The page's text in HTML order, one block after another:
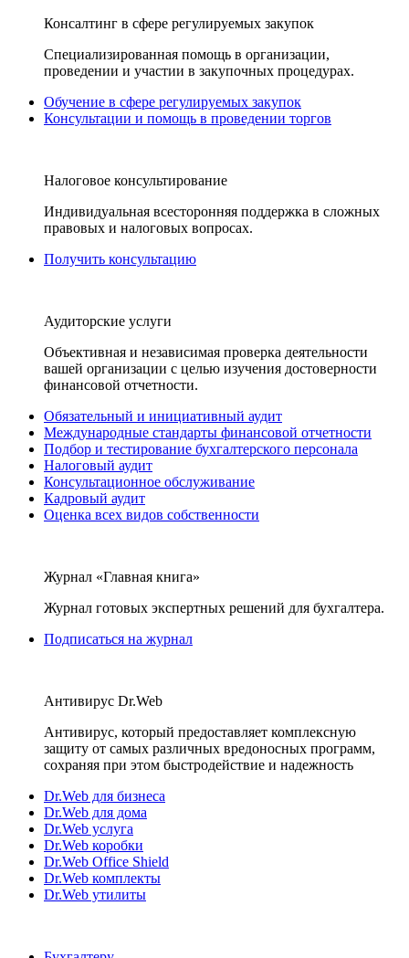
Консалтинг в сфере регулируемых закупок
Специализированная помощь в организации,
проведении и участии в закупочных процедурах.
Обучение в сфере регулируемых закупок
Консультации и помощь в проведении торгов
Налоговое консультирование
Индивидуальная всесторонняя поддержка в сложных
правовых и налоговых вопросах.
Получить консультацию
Аудиторские услуги
Объективная и независимая проверка деятельности
вашей организации с целью изучения достоверности
финансовой отчетности.
Обязательный и инициативный аудит
Международные стандарты финансовой отчетности
Подбор и тестирование бухгалтерского персонала
Налоговый аудит
Консультационное обслуживание
Кадровый аудит
Оценка всех видов собственности
Журнал «Главная книга»
Журнал готовых экспертных решений для бухгалтера.
Подписаться на журнал
Антивирус Dr.Web
Антивирус, который предоставляет комплексную
защиту от самых различных вредоносных программ,
сохраняя при этом быстродействие и надежность
Dr.Web для бизнеса
Dr.Web для дома
Dr.Web услуга
Dr.Web коробки
Dr.Web Office Shield
Dr.Web комплекты
Dr.Web утилиты